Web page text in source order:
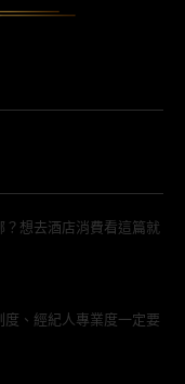
想去酒店消費看這篇就
、經紀人專業度一定要